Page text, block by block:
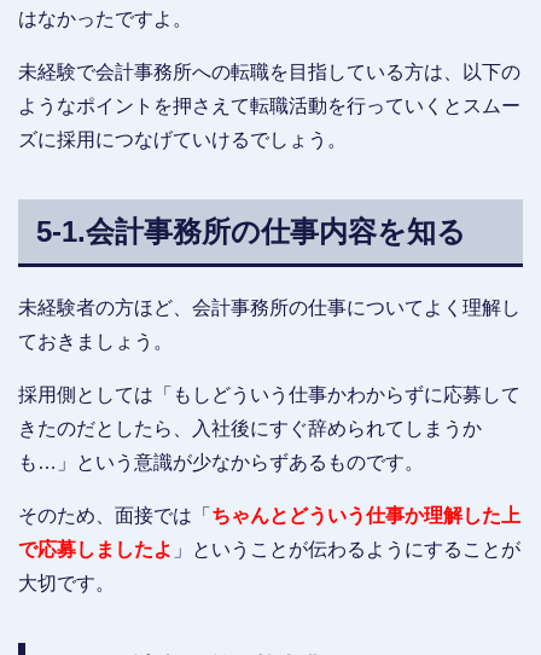
はなかったですよ。
未経験で会計事務所への転職を目指している方は、以下の
ようなポイントを押さえて転職活動を行っていくとスムー
ズに採用につなげていけるでしょう。
5-1.会計事務所の仕事内容を知る
未経験者の方ほど、会計事務所の仕事についてよく理解し
ておきましょう。
採用側としては「もしどういう仕事かわからずに応募して
きたのだとしたら、入社後にすぐ辞められてしまうか
も…」という意識が少なからずあるものです。
そのため、面接では「 ちゃんとどういう仕事か理解した上
で応募しましたよ 」ということが伝わるようにすることが
大切です。